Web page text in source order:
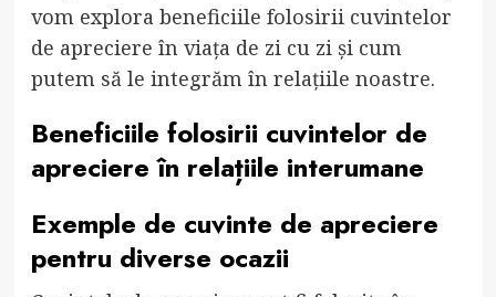
vom explora beneficiile folosirii cuvintelor
de apreciere în viața de zi cu zi și cum
putem să le integrăm în relațiile noastre.
Beneficiile folosirii cuvintelor de
apreciere în relațiile interumane
Exemple de cuvinte de apreciere
pentru diverse ocazii